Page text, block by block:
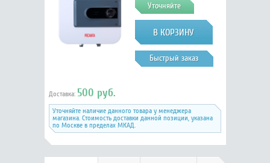
Уточняйте
Быстрый заказ
Доставка: 500 руб.
Уточняйте наличие данного товара у менеджера
магазина. Стоимость доставки данной позиции, указана
по Москве в пределах МКАД.